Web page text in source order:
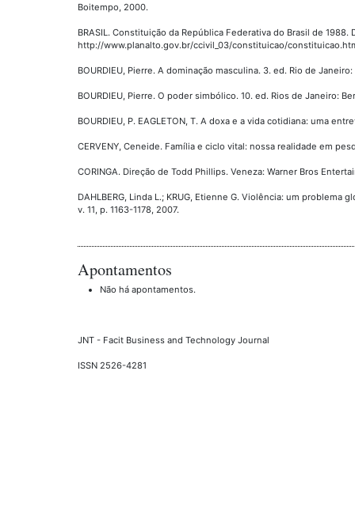
Boitempo, 2000.
BRASIL. Constituição da República Federativa do Brasil de 1988.
http://www.planalto.gov.br/ccivil_03/constituicao/
BOURDIEU, Pierre. A dominação masculina. 3. ed. Rio de
BOURDIEU, Pierre. O poder simbólico. 10. ed. Rios de Janeiro:
BOURDIEU, P. EAGLETON, T. A doxa e a vida cotidiana: uma
CERVENY, Ceneide. Família e ciclo vital: nossa realidade em
CORINGA. Direção de Todd Phillips. Veneza: Warner Bros
DAHLBERG, Linda L.; KRUG, Etienne G. Violência: um problema
v. 11, p. 1163-1178, 2007.
Apontamentos
Não há apontamentos.
JNT - Facit Business and Technology Journal
ISSN 2526-4281